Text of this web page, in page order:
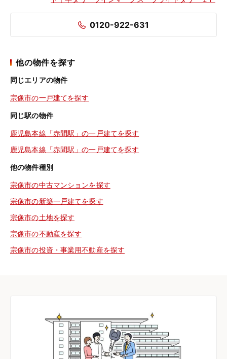
0120-922-631
他の物件を探す
同じエリアの物件
宗像市の一戸建てを探す
同じ駅の物件
鹿児島本線「赤間駅」の一戸建てを探す
鹿児島本線「赤間駅」の一戸建てを探す
他の物件種別
宗像市の中古マンションを探す
宗像市の新築一戸建てを探す
宗像市の土地を探す
宗像市の不動産を探す
宗像市の投資・事業用不動産を探す